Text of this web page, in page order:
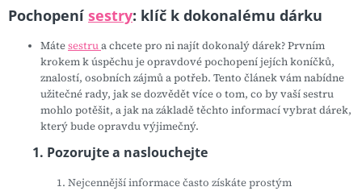
Pochopení sestry: klíč k dokonalému dárku
Mátesestrua chcete pro ni najít dokonalý dárek? Prvním
krokem k úspěchu je opravdové pochopení jejích koníčků,
znalostí, osobních zájmů a potřeb. Tento článek vám nabídne
užitečné rady, jak se dozvědět více o tom, co by vaší sestru
mohlo potěšit, a jak na základě těchto informací vybrat dárek,
který bude opravdu výjimečný.
1. Pozorujte a naslouchejte
1. Nejcennější informace často získáte prostým